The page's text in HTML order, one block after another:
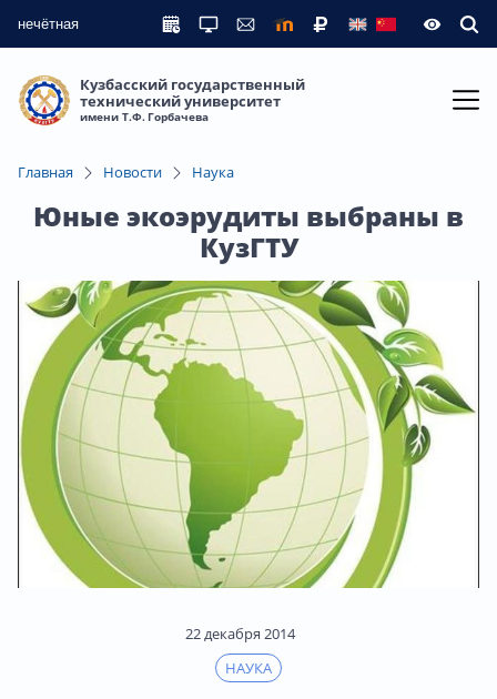
нечётная
Кузбасский государственный
технический университет
имени Т.Ф. Горбачева
Главная Новости Наука
Юные экоэрудиты выбраны в
КузГТУ
22 декабря 2014
НАУКА